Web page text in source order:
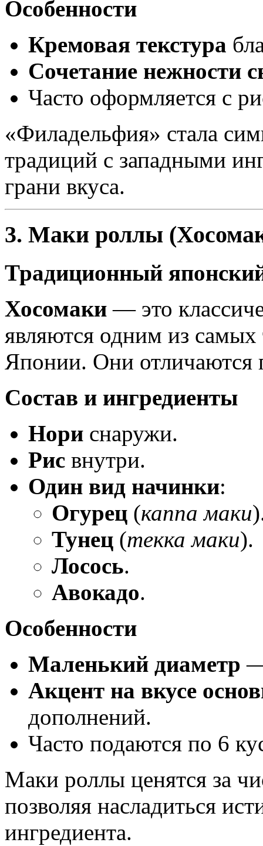
Особенности
Кремовая текстура
Сочетание нежности
Часто оформляется с
«Филадельфия» стала
традиций с западными
грани вкуса.
3. Маки роллы
Традиционный
Хосомаки — это
являются одним из
Японии. Они отличаются
Состав и ингредиенты
Нори снаружи.
Рис внутри.
Один вид начинки:
Огурец (каппа маки
Тунец (текка маки).
Лосось.
Авокадо.
Особенности
Маленький диаметр
Акцент на вкусе
дополнений.
Часто подаются по 6
Маки роллы ценятся за
позволяя насладиться
ингредиента.